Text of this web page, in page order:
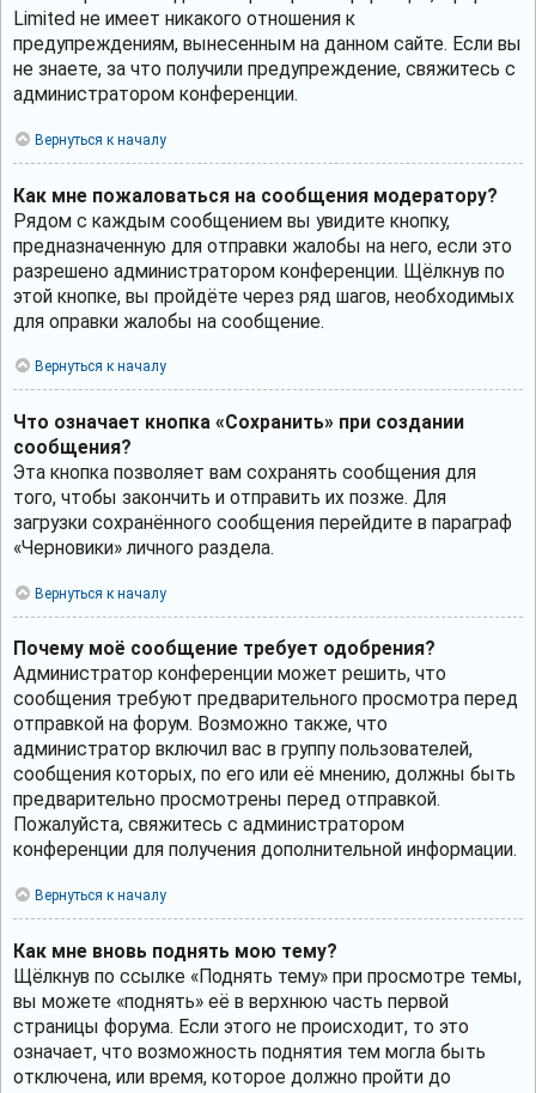
Limited не имеет никакого отношения к
предупреждениям, вынесенным на данном сайте. Если вы
не знаете, за что получили предупреждение, свяжитесь с
администратором конференции.
Вернуться к началу
Как мне пожаловаться на сообщения модератору?
Рядом с каждым сообщением вы увидите кнопку,
предназначенную для отправки жалобы на него, если это
разрешено администратором конференции. Щёлкнув по
этой кнопке, вы пройдёте через ряд шагов, необходимых
для оправки жалобы на сообщение.
Вернуться к началу
Что означает кнопка «Сохранить» при создании
сообщения?
Эта кнопка позволяет вам сохранять сообщения для
того, чтобы закончить и отправить их позже. Для
загрузки сохранённого сообщения перейдите в параграф
«Черновики» личного раздела.
Вернуться к началу
Почему моё сообщение требует одобрения?
Администратор конференции может решить, что
сообщения требуют предварительного просмотра перед
отправкой на форум. Возможно также, что
администратор включил вас в группу пользователей,
сообщения которых, по его или её мнению, должны быть
предварительно просмотрены перед отправкой.
Пожалуйста, свяжитесь с администратором
конференции для получения дополнительной информации.
Вернуться к началу
Как мне вновь поднять мою тему?
Щёлкнув по ссылке «Поднять тему» при просмотре темы,
вы можете «поднять» её в верхнюю часть первой
страницы форума. Если этого не происходит, то это
означает, что возможность поднятия тем могла быть
отключена, или время, которое должно пройти до